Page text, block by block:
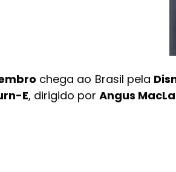
chega ao Brasil pela
E, dirigido por Angus